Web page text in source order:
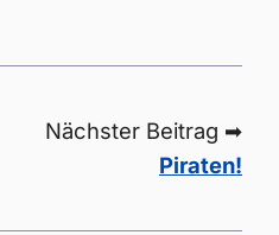
Nächster Beitrag ➡
Piraten!